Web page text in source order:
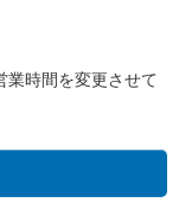
業時間を変更させて